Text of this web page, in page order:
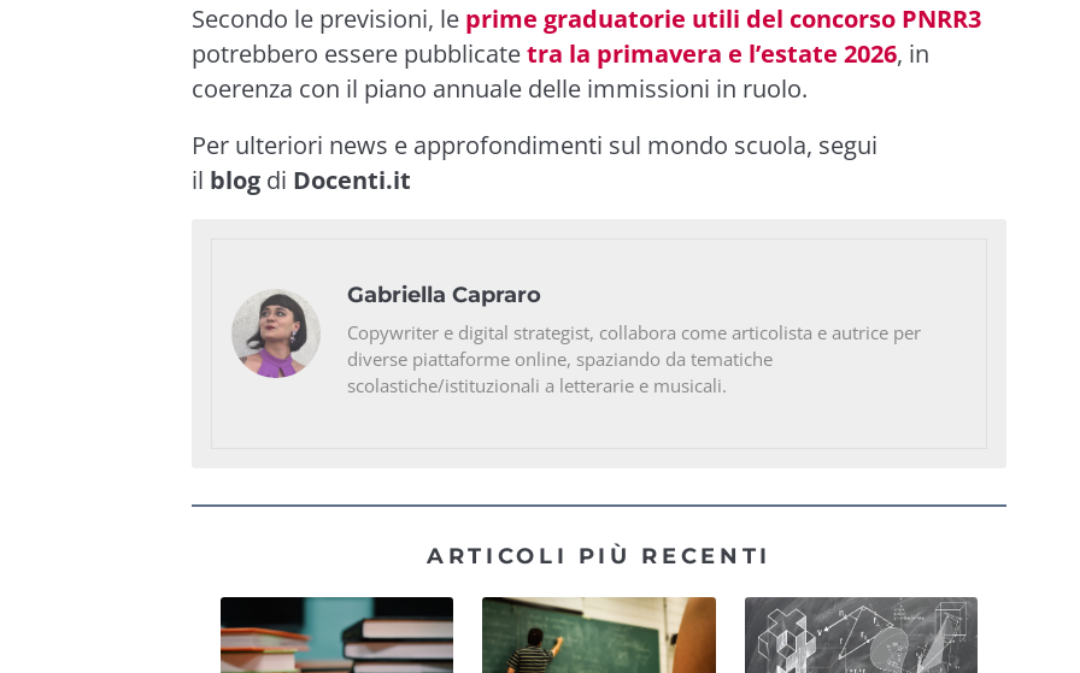
Secondo le previsioni, le prime graduatorie utili del concorso PNRR3
potrebbero essere pubblicatetra la primavera e l’estate 2026, in
coerenza con il piano annuale delle immissioni in ruolo.
Per ulteriori news e approfondimenti sul mondo scuola, segui
il blog di Docenti.it
Gabriella Capraro
Copywriter e digital strategist, collabora come articolista e autrice per
diverse piattaforme online, spaziando da tematiche
scolastiche/istituzionali a letterarie e musicali.
ARTICOLI PIÙ RECENTI